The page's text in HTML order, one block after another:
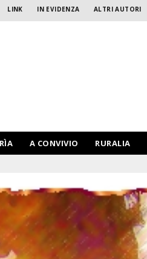
LINK IN EVIDENZA ALTRI AUTORI
A CONVIVIO RURALIA